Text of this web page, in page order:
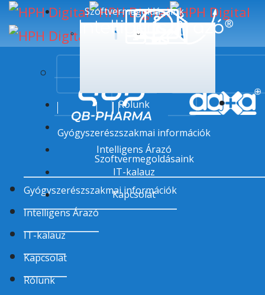
Szoftvermegoldásaink
Rólunk
Gyógyszerészszakmai információk
Intelligens Árazó
IT-kalauz
Kapcsolat
Szoftvermegoldásaink
Szoftvermegoldásaink
QB-PHARMA
daxa™
Rólunk
Gyógyszerészszakmai információk
Intelligens Árazó
IT-kalauz
Kapcsolat